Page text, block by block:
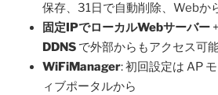
保存、31日で自動削除、Webか
固定IPでローカルWebサーバー +
DDNS で外部からもアクセス可
WiFiManager: 初回設定は AP
ィブポータルから